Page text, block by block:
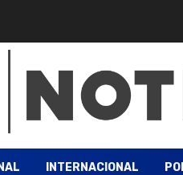
INTERNACIONAL